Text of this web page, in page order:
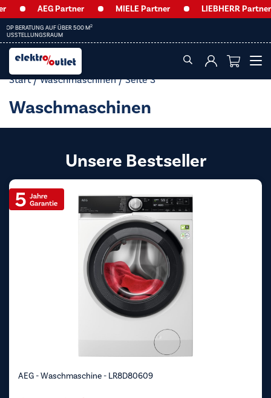
AEG Partner MIELE Partner LIEBHERR Partner
Start/Waschmaschinen/ Seite 3
Waschmaschinen
Unsere Bestseller
AEG - Waschmaschine - LR8D80609